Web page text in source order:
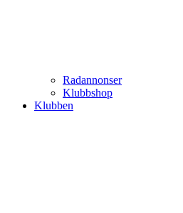
Radannonser
Klubbshop
Klubben